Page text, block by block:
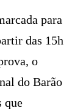
para
das 15h
o
do Barão
que